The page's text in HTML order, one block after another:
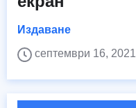
Издаване
септември 16, 2021